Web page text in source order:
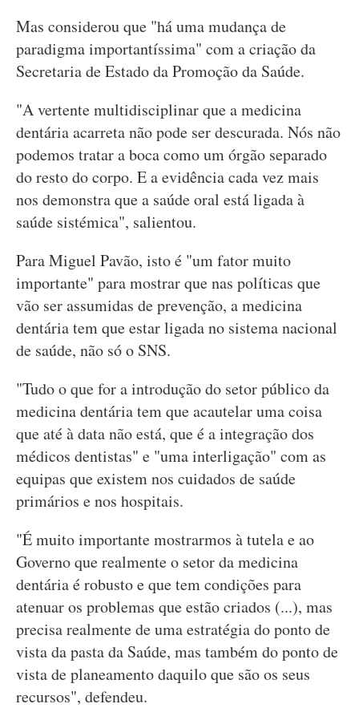
Mas considerou que "há uma mudança de
paradigma importantíssima" com a criação da
Secretaria de Estado da Promoção da Saúde.
"A vertente multidisciplinar que a medicina
dentária acarreta não pode ser descurada. Nós não
podemos tratar a boca como um órgão separado
do resto do corpo. E a evidência cada vez mais
nos demonstra que a saúde oral está ligada à
saúde sistémica", salientou.
Para Miguel Pavão, isto é "um fator muito
importante" para mostrar que nas políticas que
vão ser assumidas de prevenção, a medicina
dentária tem que estar ligada no sistema nacional
de saúde, não só o SNS.
"Tudo o que for a introdução do setor público da
medicina dentária tem que acautelar uma coisa
que até à data não está, que é a integração dos
médicos dentistas" e "uma interligação" com as
equipas que existem nos cuidados de saúde
primários e nos hospitais.
"É muito importante mostrarmos à tutela e ao
Governo que realmente o setor da medicina
dentária é robusto e que tem condições para
atenuar os problemas que estão criados (...), mas
precisa realmente de uma estratégia do ponto de
vista da pasta da Saúde, mas também do ponto de
vista de planeamento daquilo que são os seus
recursos", defendeu.